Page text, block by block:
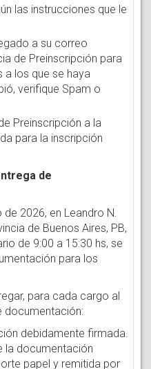
las instrucciones que le
a su correo
de Preinscripción para
a los que se haya
verifique Spam o
Preinscripción a la
para la inscripción
de
de 2026, en Leandro N.
de Buenos Aires, PB,
de 9:00 a 15:30 hs, se
para los
para cada cargo al
documentación:
debidamente firmada.
la documentación
papel y remitida por